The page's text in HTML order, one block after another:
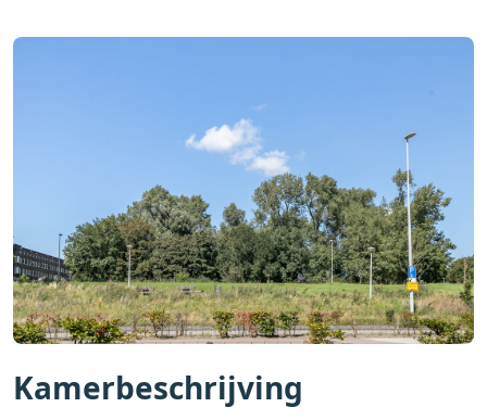
Kamerbeschrijving